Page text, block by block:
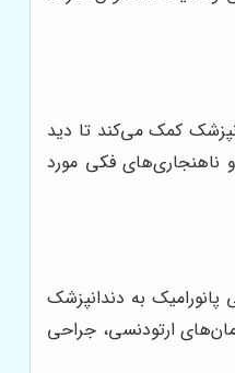
کمک می‌کند تا دید
ناهنجاری‌های فکی مورد
به دندانپزشک
ارتودنسی، جراحی